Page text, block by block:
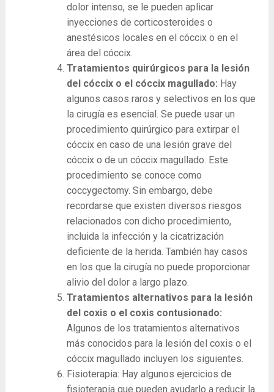
dolor intenso, se le pueden aplicar
inyecciones de corticosteroides o
anestésicos locales en el cóccix o en el
área del cóccix.
Tratamientos quirúrgicos para la lesión
del cóccix o el cóccix magullado: Hay
algunos casos raros y selectivos en los que
la cirugía es esencial. Se puede usar un
procedimiento quirúrgico para extirpar el
cóccix en caso de una lesión grave del
cóccix o de un cóccix magullado. Este
procedimiento se conoce como
coccygectomy. Sin embargo, debe
recordarse que existen diversos riesgos
relacionados con dicho procedimiento,
incluida la infección y la cicatrización
deficiente de la herida. También hay casos
en los que la cirugía no puede proporcionar
alivio del dolor a largo plazo.
Tratamientos alternativos para la lesión
del coxis o el coxis contusionado:
Algunos de los tratamientos alternativos
más conocidos para la lesión del coxis o el
cóccix magullado incluyen los siguientes.
Fisioterapia: Hay algunos ejercicios de
fisioterapia que pueden ayudarlo a reducir la